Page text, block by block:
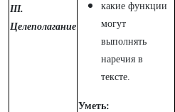
III.
Целеполагание
какие функции
могут
выполнять
наречия в
тексте.
Уметь: